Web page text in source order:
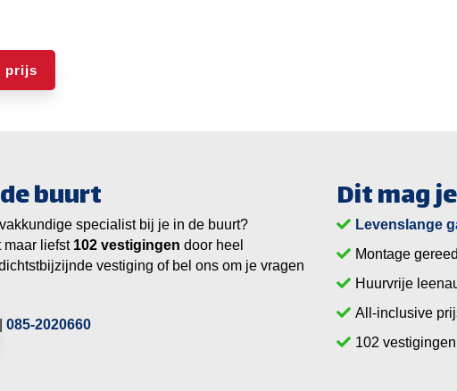
prijs
buurt
specialist bij je in de buurt?
maar liefst
vestigingen door heel
vestiging of bel ons om je vragen
085-2020660
Dit mag
Levenslange
Montage
Huurvrije
All-inclusive